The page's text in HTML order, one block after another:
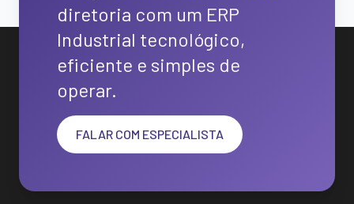
diretoria com um ERP
Industrial tecnológico,
eficiente e simples de
operar.
FALAR COM ESPECIALISTA